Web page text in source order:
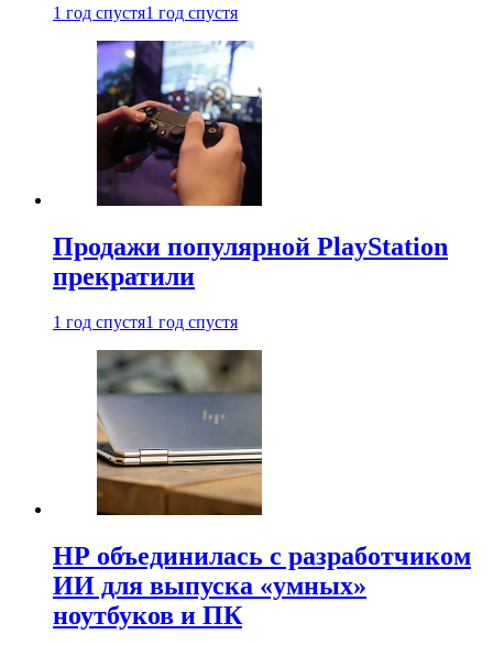
1 год спустя1 год спустя
Продажи популярной PlayStation
прекратили
1 год спустя1 год спустя
HP объединилась с разработчиком
ИИ для выпуска «умных»
ноутбуков и ПК